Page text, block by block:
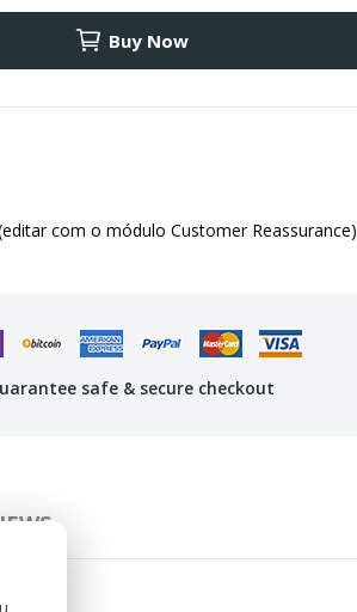
Buy Now
com o módulo Customer Reassurance)
safe & secure checkout